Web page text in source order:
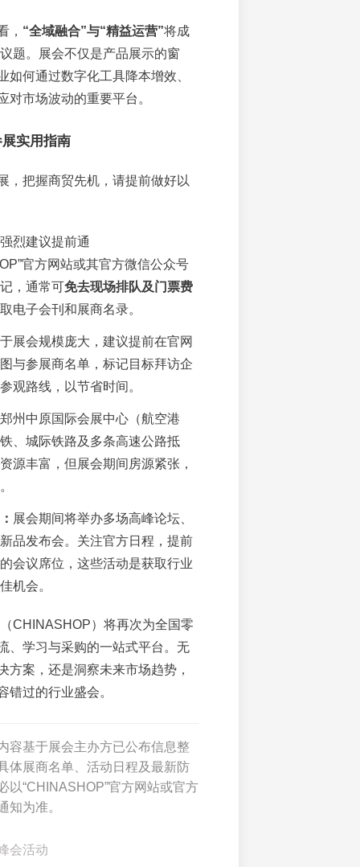
， “全域融合”与“精益运营”将成
题。展会不仅是产品展示的窗
如何通过数字化工具降本增效、
对市场波动的重要平台。
实用指南
，把握商贸先机，请提前做好以
强烈建议提前通
官方网站或其官方微信公众号
，通常可免去现场排队及门票费
电子会刊和展商名录。
展会规模庞大，建议提前在官网
与参展商名单，标记目标拜访企
观路线，以节省时间。
郑州中原国际会展中心（航空港
、城际铁路及多条高速公路抵
源丰富，但展会期间房源紧张，
展会期间将举办多场高峰论坛、
品发布会。关注官方日程，提前
会议席位，这些活动是获取行业
机会。
CHINASHOP）将再次为全国零
、学习与采购的一站式平台。无
方案，还是洞察未来市场趋势，
错过的行业盛会。
容基于展会主办方已公布信息整
体展商名单、活动日程及最新防
以“CHINASHOP”官方网站或官方
知为准。
会活动